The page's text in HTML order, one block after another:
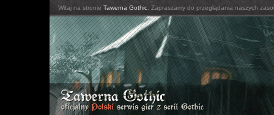
Witaj na stronie Tawerna Gothic . Zapraszamy do przeglądania naszych